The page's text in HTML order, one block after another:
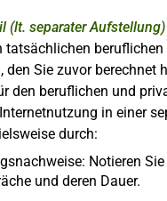
(lt. separater Aufstellung)
tatsächlichen beruflichen
den Sie zuvor berechnet
den beruflichen und
in einer
durch:
Notieren
und deren Dauer.